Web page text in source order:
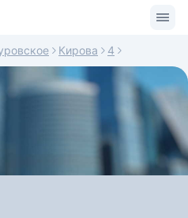
Кирова 4